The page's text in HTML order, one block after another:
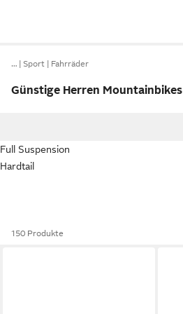
… Sport Fahrräder
Günstige Herren Mountainbikes
Full Suspension
Hardtail
150 Produkte